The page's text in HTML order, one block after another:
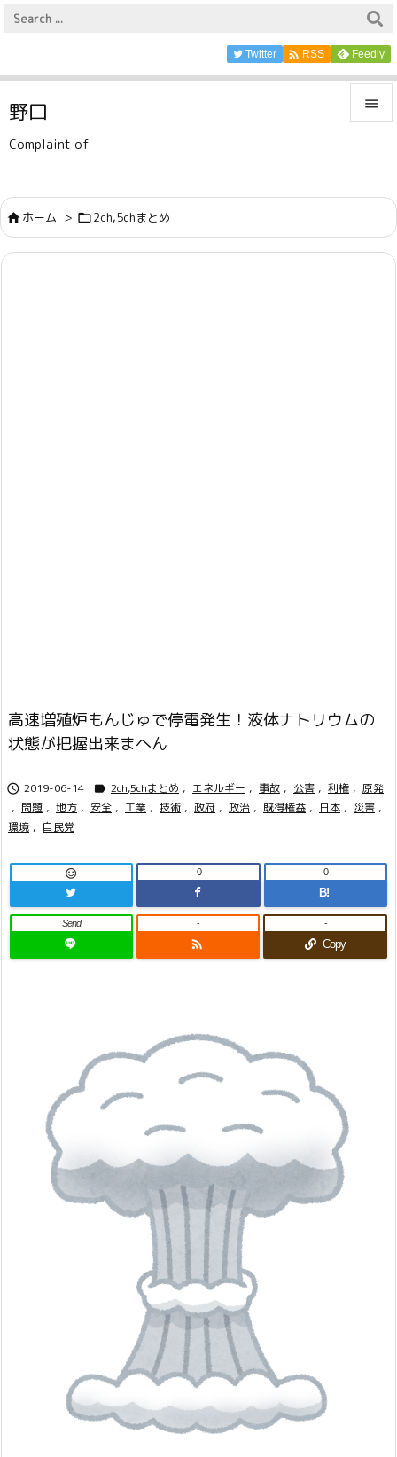

サイド

前へ
Twitter  RSS Feedly
野口
Complaint of
ホーム > 2ch,5chまとめ
高速増殖炉もんじゅで停電発生！液体ナトリウムの
状態が把握出来まへん
 2019-06-14  2ch,5chまとめ , エネルギー , 事故 , 公害 , 利権 , 原発
, 問題 , 地方 , 安全 , 工業 , 技術 , 政府 , 政治 , 既得権益 , 日本 , 災害 ,
環境 , 自民党
 0
B!
0
Send

-
Copy
-